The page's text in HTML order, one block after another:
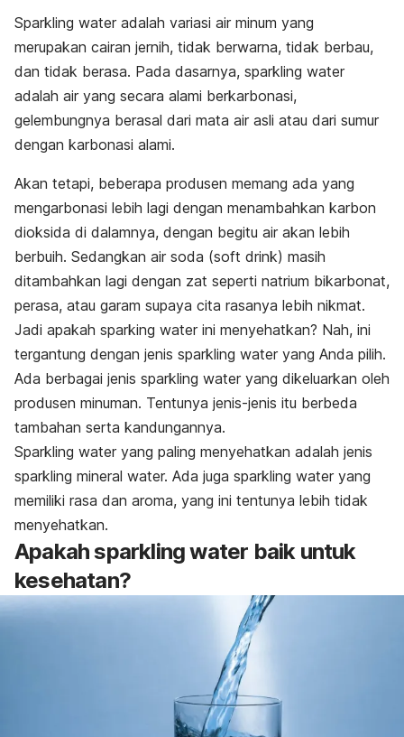
Sparkling water adalah variasi air minum yang
merupakan cairan jernih, tidak berwarna, tidak berbau,
dan tidak berasa. Pada dasarnya, sparkling water
adalah air yang secara alami berkarbonasi,
gelembungnya berasal dari mata air asli atau dari sumur
dengan karbonasi alami.
Akan tetapi, beberapa produsen memang ada yang
mengarbonasi lebih lagi dengan menambahkan karbon
dioksida di dalamnya, dengan begitu air akan lebih
berbuih. Sedangkan air soda (soft drink) masih
ditambahkan lagi dengan zat seperti natrium bikarbonat,
perasa, atau garam supaya cita rasanya lebih nikmat.
Jadi apakah sparking water ini menyehatkan? Nah, ini
tergantung dengan jenis sparkling water yang Anda pilih.
Ada berbagai jenis sparkling water yang dikeluarkan oleh
produsen minuman. Tentunya jenis-jenis itu berbeda
tambahan serta kandungannya.
Sparkling water yang paling menyehatkan adalah jenis
sparkling mineral water. Ada juga sparkling water yang
memiliki rasa dan aroma, yang ini tentunya lebih tidak
menyehatkan.
Apakah sparkling water baik untuk
kesehatan?